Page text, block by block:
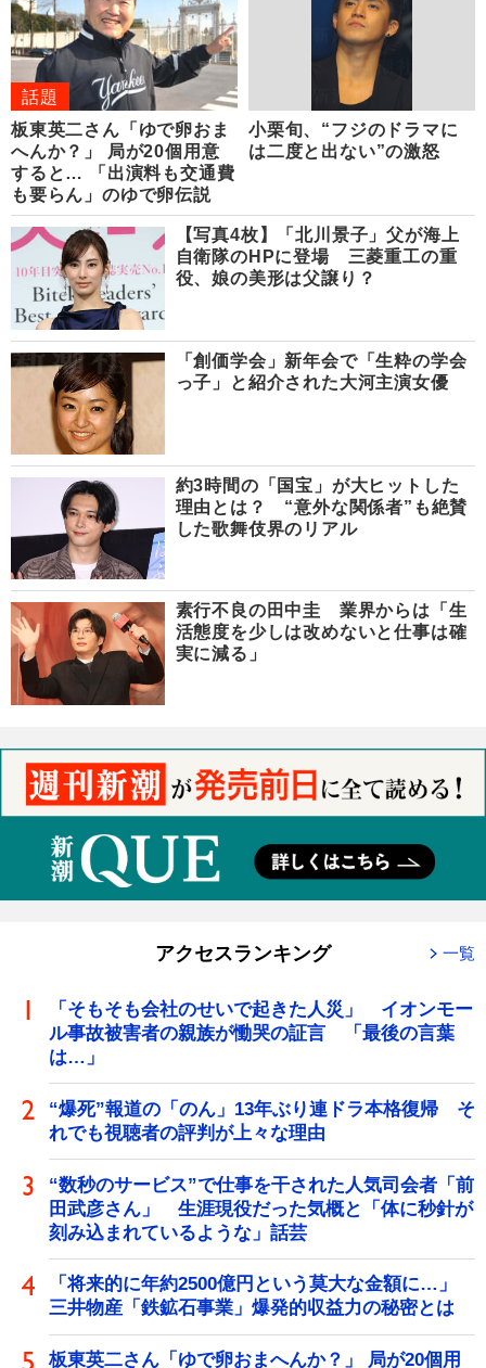
話題
板東英二さん「ゆで卵おま
へんか？」 局が20個用意
すると… 「出演料も交通費
も要らん」のゆで卵伝説
小栗旬、“フジのドラマに
は二度と出ない”の激怒
【写真4枚】「北川景子」父が海上
自衛隊のHPに登場 三菱重工の重
役、娘の美形は父譲り？
「創価学会」新年会で「生粋の学会
っ子」と紹介された大河主演女優
約3時間の「国宝」が大ヒットした
理由とは？ “意外な関係者”も絶賛
した歌舞伎界のリアル
素行不良の田中圭 業界からは「生
活態度を少しは改めないと仕事は確
実に減る」
アクセスランキング 一覧
「そもそも会社のせいで起きた人災」 イオンモー
ル事故被害者の親族が慟哭の証言 「最後の言葉
は…」
“爆死”報道の「のん」13年ぶり連ドラ本格復帰 そ
れでも視聴者の評判が上々な理由
“数秒のサービス”で仕事を干された人気司会者「前
田武彦さん」 生涯現役だった気概と「体に秒針が
刻み込まれているような」話芸
「将来的に年約2500億円という莫大な金額に…」
三井物産「鉄鉱石事業」爆発的収益力の秘密とは
板東英二さん「ゆで卵おまへんか？」 局が20個用